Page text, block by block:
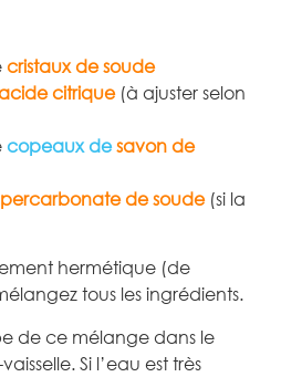
cristaux de soude
citrique(à ajuster selon
copeaux desavon de
percarbonate de soude (si la
hermétique (de
tous les ingrédients.
de ce mélange dans le
Si l’eau est très